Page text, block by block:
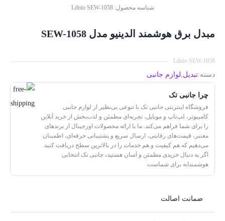
شناسه محصول:Ldnio SEW-1058
مبدل برق هوشمند الدینیو مدل SEW-1058
Ldnio SEW-1058
دسته:تبدیل,لوازم جانبی
چرا جانبی تک
فروشگاه اینترنتی جانبی تک با تنوعی بی‌نظیر از لوازم جانبی
کامپیوتر، لپ‌تاپ و موبایل، تجربه‌ای مطمئن و لذت‌بخش از خرید آنلاین
را برای شما فراهم می‌کند. ما با ارائه محصولات اورجینال از برندهای
معتبر، قیمت‌های رقابتی، ارسال سریع و پشتیبانی حرفه‌ای، اطمینان
می‌دهیم که هم کیفیت و هم خدمات را در بالاترین سطح دریافت کنید.
اگر به دنبال خریدی مطمئن و آسان هستید، جانبی تک انتخابی
هوشمندانه برای شماست.
ضمانت اصالت